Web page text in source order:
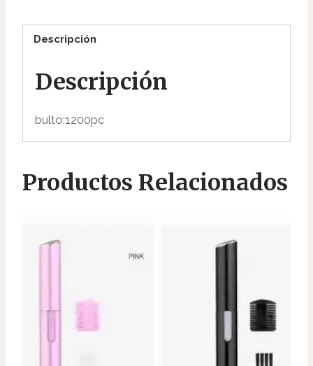
cantidad
Descripción
Descripción
bulto:1200pc
Productos Relacionados